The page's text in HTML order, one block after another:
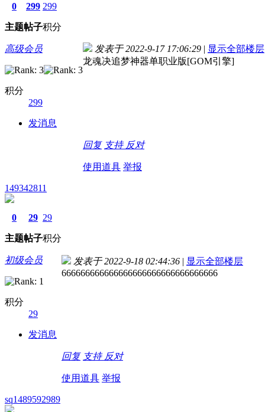
0
主题
299
帖子
299
积分
高级会员
积分
299
发消息
发表于 2022-9-17 17:06:29 | 显示全部楼层
龙魂决追梦神器单职业版[GOM引擎]
回复 支持 反对
使用道具 举报
149342811
0
主题
29
帖子
29
积分
初级会员
积分
29
发消息
发表于 2022-9-18 02:44:36 | 显示全部楼层
666666666666666666666666666666666
回复 支持 反对
使用道具 举报
sq1489592989